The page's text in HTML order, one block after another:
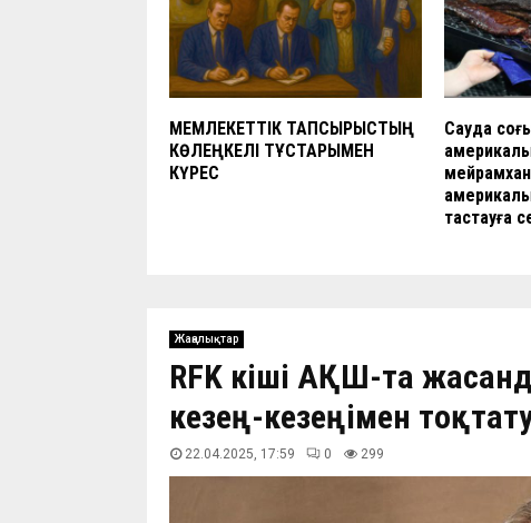
МЕМЛЕКЕТТІК ТАПСЫРЫСТЫҢ
КӨЛЕҢКЕЛІ ТҰСТАРЫМЕН
КҮРЕС
Сауда
тастауға
Жаңалықтар
RFK кіші АҚШ-та
кезең-кезеңімен
22.04.2025, 17:59 0 299